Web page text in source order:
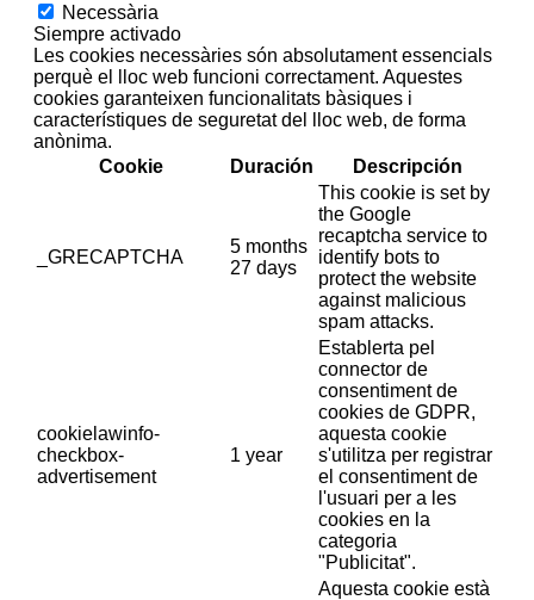
Necessària
Siempre activado
Les cookies necessàries són absolutament essencials
perquè el lloc web funcioni correctament. Aquestes
cookies garanteixen funcionalitats bàsiques i
característiques de seguretat del lloc web, de forma
anònima.
Cookie
Duración Descripción
_GRECAPTCHA
5 months
27 days
This cookie is set by
the Google
recaptcha service to
identify bots to
protect the website
against malicious
spam attacks.
cookielawinfo-
checkbox-
advertisement
1 year
Establerta pel
connector de
consentiment de
cookies de GDPR,
aquesta cookie
s'utilitza per registrar
el consentiment de
l'usuari per a les
cookies en la
categoria
"Publicitat".
Aquesta cookie està